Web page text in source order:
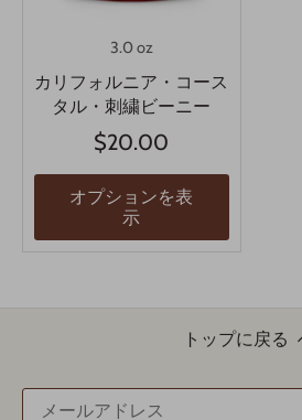
3.0 oz
カリフォルニア・コース
タル・刺繍ビーニー
$20.00
オプションを表
示
トップに戻る